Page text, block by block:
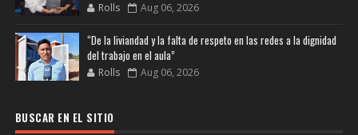
Rolls Aug 06, 2026
“De la liviandad y la falta de respeto en las redes a la dignidad
del trabajo en el aula”
Rolls Aug 06, 2026
BUSCAR EN EL SITIO